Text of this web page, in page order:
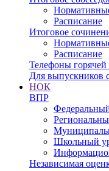
Расписание
Итоговое
Расписание
Телефоны
Для выпускников
НОК
ВПР
Школьный
Независимая